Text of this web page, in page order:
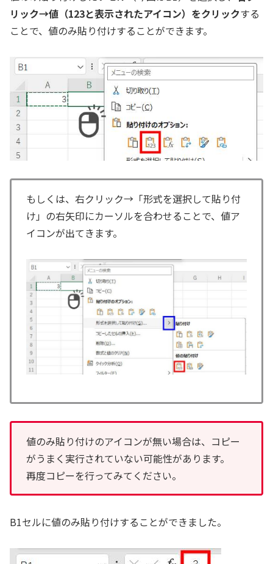
リック→値（123と表示されたアイコン）をクリックする
ことで、値のみ貼り付けすることができます。
もしくは、右クリック→「形式を選択して貼り付
け」の右矢印にカーソルを合わせることで、値ア
イコンが出てきます。
値のみ貼り付けのアイコンが無い場合は、コピー
がうまく実行されていない可能性があります。
再度コピーを行ってみてください。
B1セルに値のみ貼り付けすることができました。